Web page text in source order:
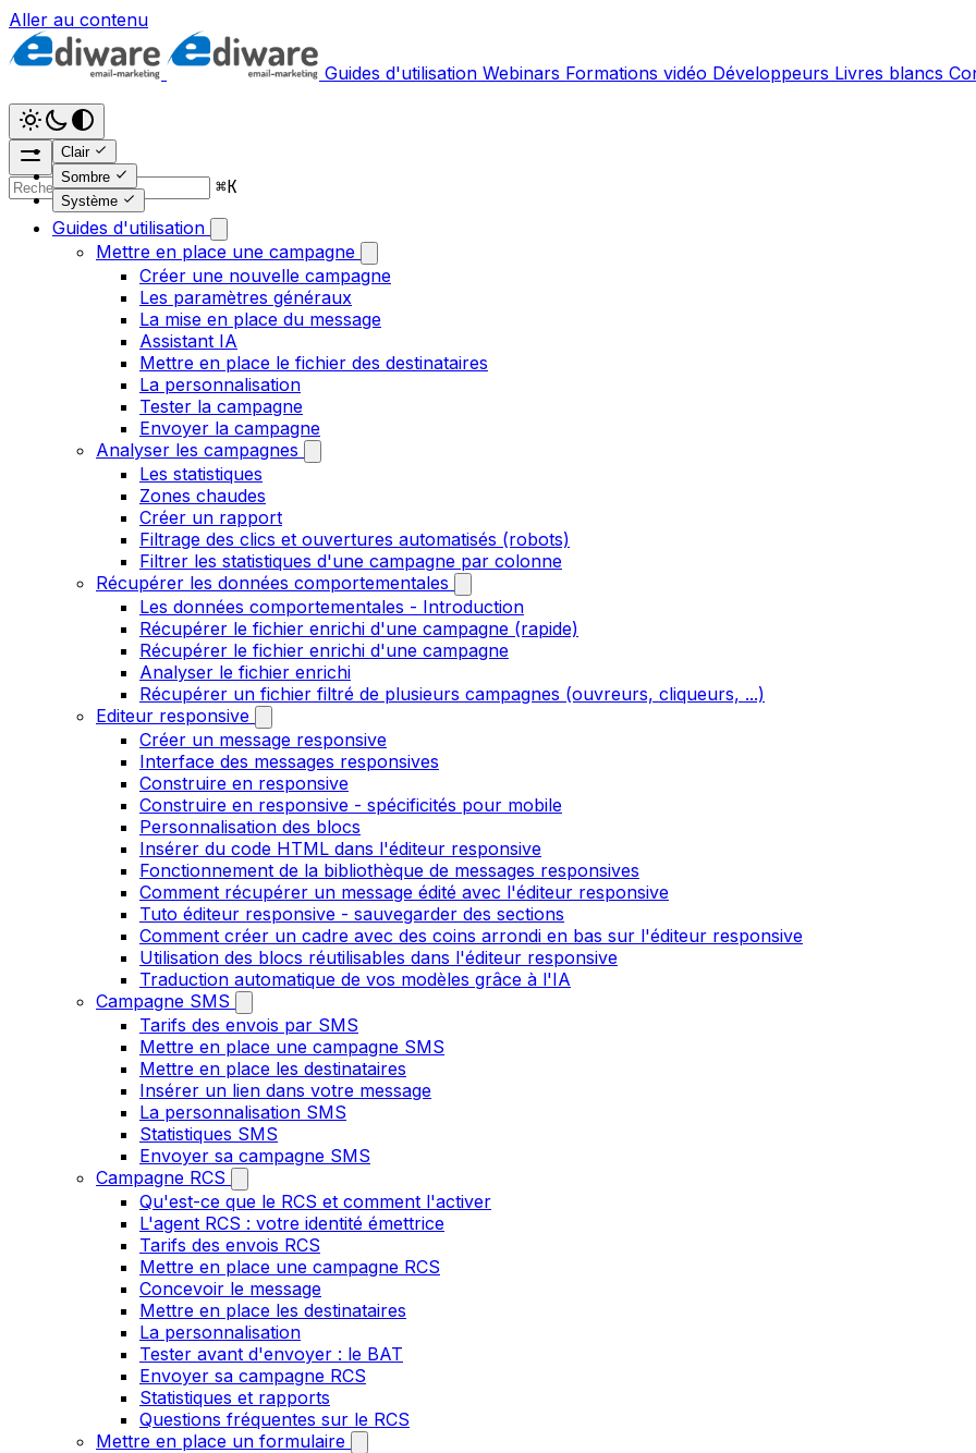
Aller au contenu
Guides d'utilisation Webinars Formations vidéo Développeurs Livres blancs
Clair
Sombre
Système
⌘K
Guides d'utilisation
Mettre en place une campagne
Créer une nouvelle campagne
Les paramètres généraux
La mise en place du message
Assistant IA
Mettre en place le fichier des destinataires
La personnalisation
Tester la campagne
Envoyer la campagne
Analyser les campagnes
Les statistiques
Zones chaudes
Créer un rapport
Filtrage des clics et ouvertures automatisés (robots)
Filtrer les statistiques d'une campagne par colonne
Récupérer les données comportementales
Les données comportementales - Introduction
Récupérer le fichier enrichi d'une campagne (rapide)
Récupérer le fichier enrichi d'une campagne
Analyser le fichier enrichi
Récupérer un fichier filtré de plusieurs campagnes (ouvreurs, cliqueurs, ...)
Editeur responsive
Créer un message responsive
Interface des messages responsives
Construire en responsive
Construire en responsive - spécificités pour mobile
Personnalisation des blocs
Insérer du code HTML dans l'éditeur responsive
Fonctionnement de la bibliothèque de messages responsives
Comment récupérer un message édité avec l'éditeur responsive
Tuto éditeur responsive - sauvegarder des sections
Comment créer un cadre avec des coins arrondi en bas sur l'éditeur responsive
Utilisation des blocs réutilisables dans l'éditeur responsive
Traduction automatique de vos modèles grâce à l'IA
Campagne SMS
Tarifs des envois par SMS
Mettre en place une campagne SMS
Mettre en place les destinataires
Insérer un lien dans votre message
La personnalisation SMS
Statistiques SMS
Envoyer sa campagne SMS
Campagne RCS
Qu'est-ce que le RCS et comment l'activer
L'agent RCS : votre identité émettrice
Tarifs des envois RCS
Mettre en place une campagne RCS
Concevoir le message
Mettre en place les destinataires
La personnalisation
Tester avant d'envoyer : le BAT
Envoyer sa campagne RCS
Statistiques et rapports
Questions fréquentes sur le RCS
Mettre en place un formulaire